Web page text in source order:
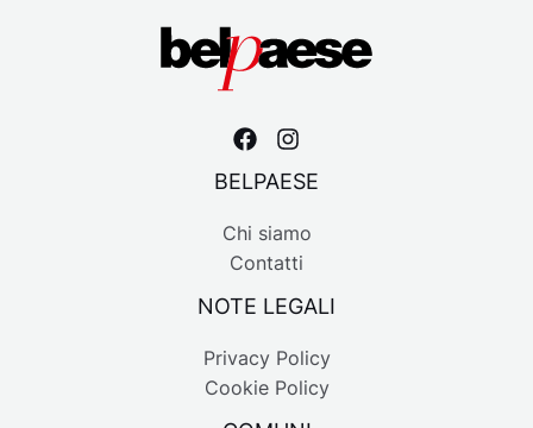
BELPAESE
Chi siamo
Contatti
NOTE LEGALI
Privacy Policy
Cookie Policy